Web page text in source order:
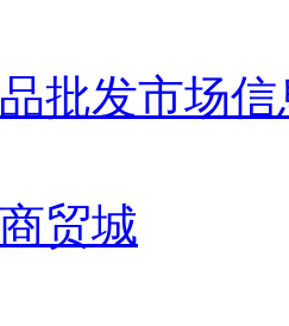
批发市场
贸城